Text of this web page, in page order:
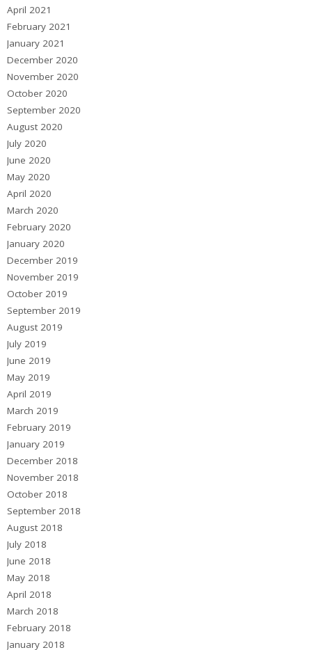
April 2021
February 2021
January 2021
December 2020
November 2020
October 2020
September 2020
August 2020
July 2020
June 2020
May 2020
April 2020
March 2020
February 2020
January 2020
December 2019
November 2019
October 2019
September 2019
August 2019
July 2019
June 2019
May 2019
April 2019
March 2019
February 2019
January 2019
December 2018
November 2018
October 2018
September 2018
August 2018
July 2018
June 2018
May 2018
April 2018
March 2018
February 2018
January 2018